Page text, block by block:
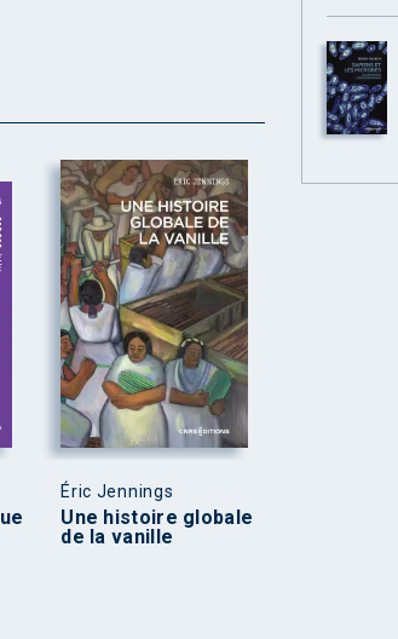
Éric Jennings
Une histoire globale
de la vanille